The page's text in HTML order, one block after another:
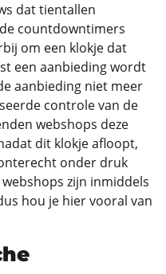
dat tientallen
countdowntimers
om een klokje dat
een aanbieding wordt
aanbieding niet meer
controle van de
webshops deze
dit klokje afloopt,
onder druk
zijn inmiddels
hou je hier vooral van